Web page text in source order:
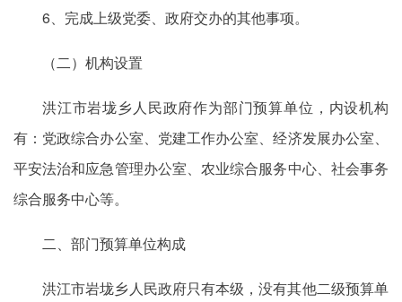
6、完成上级党委、政府交办的其他事项。
（二）机构设置
洪江市岩垅乡人民政府作为部门预算单位，内设机构
有：党政综合办公室、党建工作办公室、经济发展办公室、
平安法治和应急管理办公室、农业综合服务中心、社会事务
综合服务中心等。
二、部门预算单位构成
洪江市岩垅乡人民政府只有本级，没有其他二级预算单